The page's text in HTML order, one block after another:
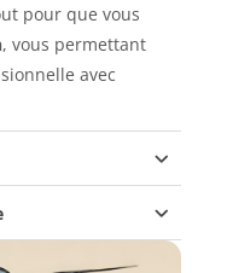
pour que vous
, vous permettant
avec